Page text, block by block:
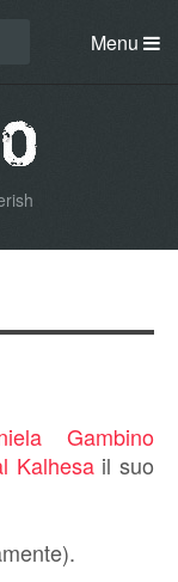
Menu
Gambino
Kalhesail suo